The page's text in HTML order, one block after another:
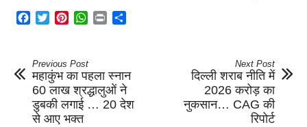
Facebook
TwitterPinterestWhatsApp
Print
Previous Post
महाकुंभ का पहला स्नान
60 लाख श्रद्धालुओं ने
डुबकी लगाई … 20 देश
से आए भक्त
Next Post
दिल्ली शराब नीति में
2026 करोड़ का
नुकसान… CAG की
रिपोर्ट